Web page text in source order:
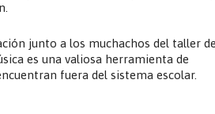
junto a los muchachos del taller de
es una valiosa herramienta de
fuera del sistema escolar.